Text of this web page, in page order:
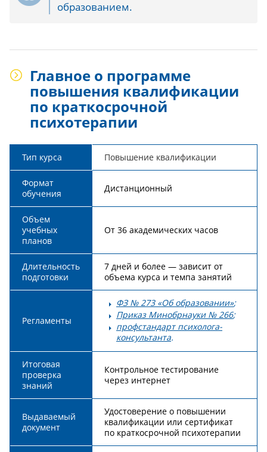
образованием.
Главное о программе
повышения квалификации
по краткосрочной
психотерапии
Тип курса Повышение квалификации
Формат
обучения
Дистанционный
Объем
учебных
планов
От 36 академических часов
Длительность
подготовки
7 дней и более — зависит от
объема курса и темпа занятий
Регламенты
ФЗ № 273 «Об образовании»;
Приказ Минобрнауки № 266;
профстандарт психолога-
консультанта.
Итоговая
проверка
знаний
Контрольное тестирование
через интернет
Выдаваемый
документ
Удостоверение о повышении
квалификации или сертификат
по краткосрочной психотерапии